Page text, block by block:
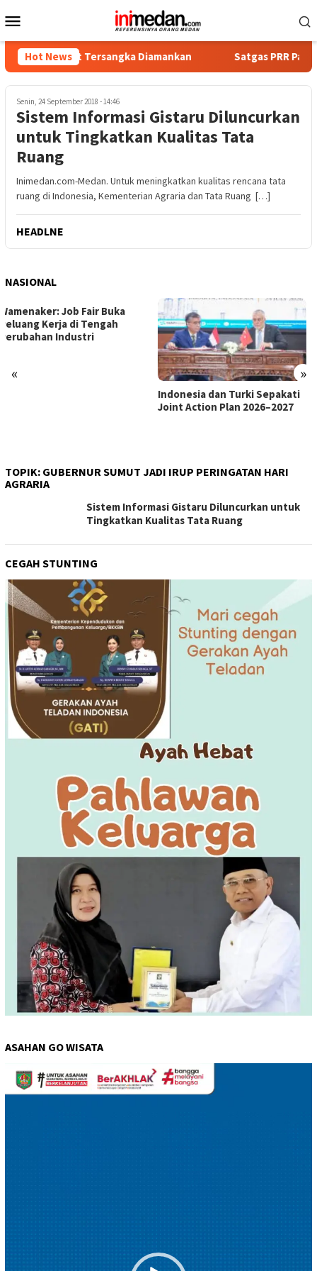
ke
Mobile
Hot News
Tersangka Diamankan Satgas PRR Pacu
Senin, 24 September 2018 - 14:46
Sistem Informasi Gistaru Diluncurkan
untuk Tingkatkan Kualitas Tata
Ruang
Inimedan.com-Medan. Untuk meningkatkan kualitas rencana tata
ruang di Indonesia, Kementerian Agraria dan Tata Ruang […]
HEADLNE
NASIONAL
« »
Satgas PRR Pacu Realisasi
Tambahan TKD Aceh Rp1,65
TOPIK: GUBERNUR SUMUT JADI IRUP PERINGATAN HARI
AGRARIA
Sistem Informasi Gistaru Diluncurkan untuk
Tingkatkan Kualitas Tata Ruang
CEGAH STUNTING
ASAHAN GO WISATA
Pemutar
Video